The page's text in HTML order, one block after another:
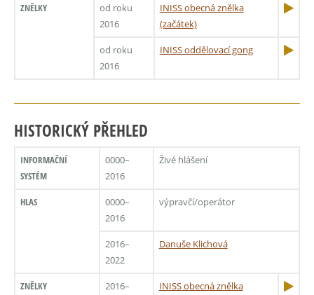
ZNĚLKY
od roku
2016
INISS obecná znělka
(začátek)
od roku
2016
INISS oddělovací gong
HISTORICKÝ PŘEHLED
INFORMAČNÍ
SYSTÉM
0000–
2016
Živé hlášení
HLAS
0000–
2016
výpravčí/operátor
2016–
2022
Danuše Klichová
ZNĚLKY
2016–
INISS obecná znělka